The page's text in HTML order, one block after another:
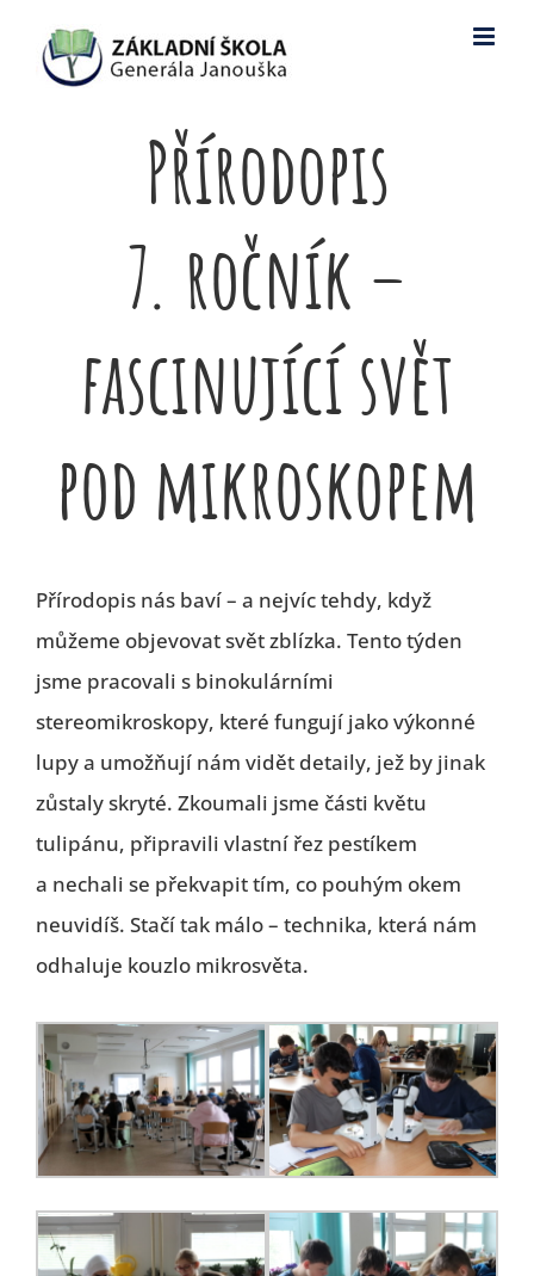
Přírodopis
7. ročník –
fascinující svět
pod mikroskopem
Přírodopis nás baví – a nejvíc tehdy, když
můžeme objevovat svět zblízka. Tento týden
jsme pracovali s binokulárními
stereomikroskopy, které fungují jako výkonné
lupy a umožňují nám vidět detaily, jež by jinak
zůstaly skryté. Zkoumali jsme části květu
tulipánu, připravili vlastní řez pestíkem
a nechali se překvapit tím, co pouhým okem
neuvidíš. Stačí tak málo – technika, která nám
odhaluje kouzlo mikrosvěta.